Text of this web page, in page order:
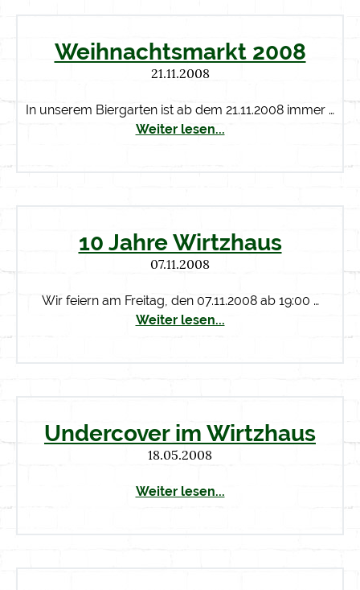
Weihnachtsmarkt 2008
21.11.2008
In unserem Biergarten ist ab dem 21.11.2008 immer …
Weiter lesen...
10 Jahre Wirtzhaus
07.11.2008
Wir feiern am Freitag, den 07.11.2008 ab 19:00 …
Weiter lesen...
Undercover im Wirtzhaus
18.05.2008
Weiter lesen...